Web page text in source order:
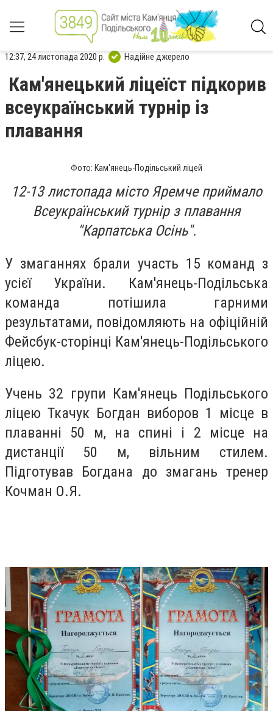
12:37, 24 листопада 2020 р. Надійне джерело
Кам'янецький ліцеїст підкорив
всеукраїнський турнір із
плавання
Фото: Кам'янець-Подільський ліцей
12-13 листопада місто Яремче приймало
Всеукраїнський турнір з плавання
"Карпатська Осінь".
У змаганнях брали участь 15 команд з
усієї України. Кам'янець-Подільська
команда потішила гарними
результатами, повідомляють на офіційній
Фейсбук-сторінці Кам'янець-Подільського
ліцею.
Учень 32 групи Кам'янець Подільського
ліцею Ткачук Богдан виборов 1 місце в
плаванні 50 м, на спині і 2 місце на
дистанції 50 м, вільним стилем.
Підготував Богдана до змагань тренер
Кочман О.Я.